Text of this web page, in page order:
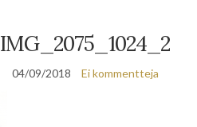
IMG_2075_1024_2
04/09/2018 Ei kommentteja